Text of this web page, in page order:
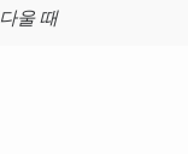
울 때